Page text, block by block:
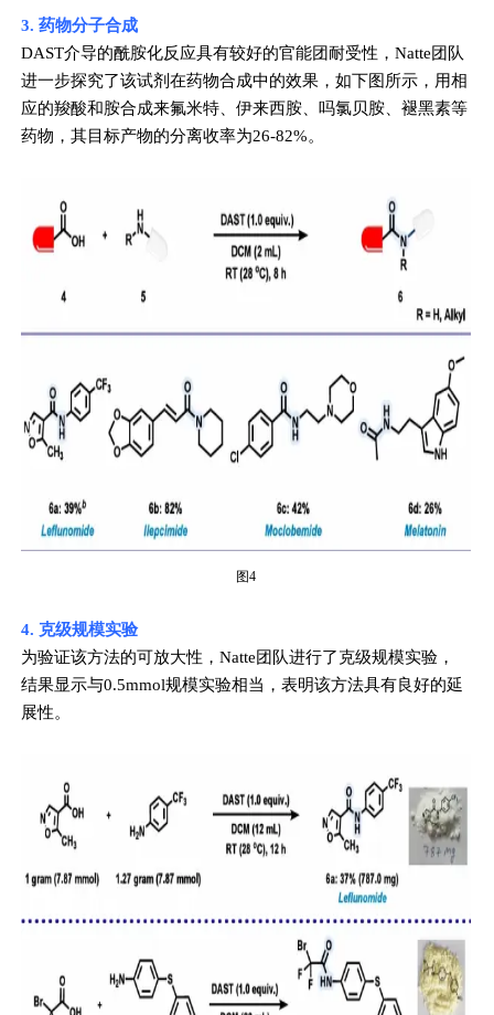
3. 药物分子合成
DAST介导的酰胺化反应具有较好的官能团耐受性，Natte团队
进一步探究了该试剂在药物合成中的效果，如下图所示，用相
应的羧酸和胺合成来氟米特、伊来西胺、吗氯贝胺、褪黑素等
药物，其目标产物的分离收率为26-82%。
图4
4. 克级规模实验
为验证该方法的可放大性，Natte团队进行了克级规模实验，
结果显示与0.5mmol规模实验相当，表明该方法具有良好的延
展性。